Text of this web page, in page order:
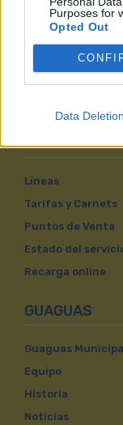
Purposes for
Opted Out
Data Deletion
VIAJAR EN
Líneas
Tarifas y Carnets
Puntos de Venta
Estado del
Recarga online
GUAGUAS
Guaguas
Equipo
Historia
Noticias